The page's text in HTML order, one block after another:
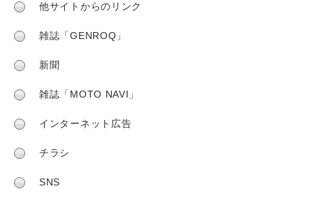
他サイトからのリンク
雑誌「GENROQ」
新聞
雑誌「MOTO NAVI」
インターネット広告
チラシ
SNS